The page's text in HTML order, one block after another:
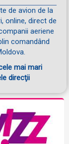
de avion de la
online, direct de
aeriene
comandând
mai mari
direcţii